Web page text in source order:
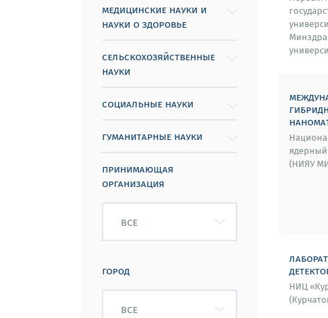
медицинские науки и
науки о здоровье
сельскохозяйственные
науки
социальные науки
гуманитарные науки
принимающая
организация
все
город
все
(НИЯУ
НИЦ